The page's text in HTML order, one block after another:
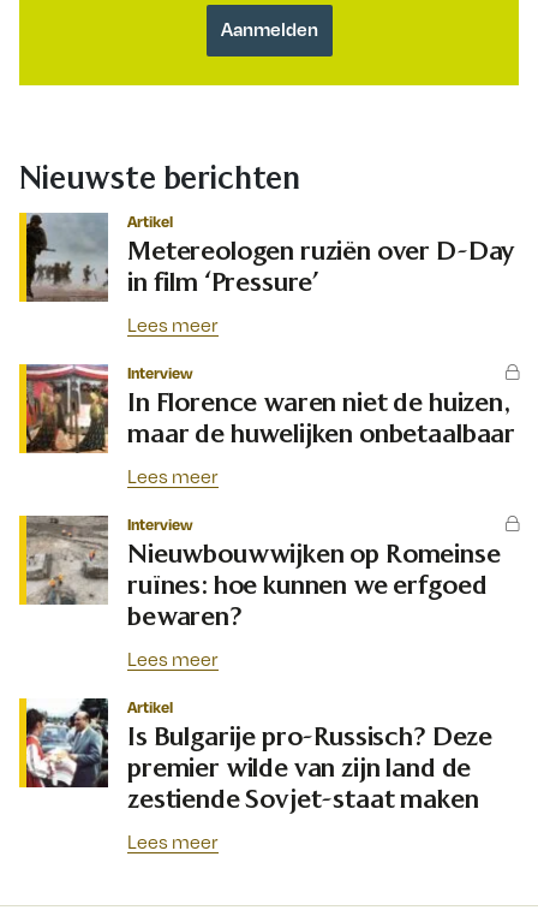
Nieuwste berichten
Artikel
Metereologen ruziën over D-Day
in film ‘Pressure’
Lees meer
Interview
In Florence waren niet de huizen,
maar de huwelijken onbetaalbaar
Lees meer
Interview
Nieuwbouwwijken op Romeinse
ruïnes: hoe kunnen we erfgoed
bewaren?
Lees meer
Artikel
Is Bulgarije pro-Russisch? Deze
premier wilde van zijn land de
zestiende Sovjet-staat maken
Lees meer